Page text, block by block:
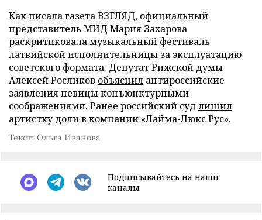
Как писала газета ВЗГЛЯД, официальный
представитель МИД Мария Захарова
раскритиковаламузыкальный фестиваль
латвийской исполнительницы за эксплуатацию
советского формата. Депутат Рижской думы
Алексей Росликов объяснил антироссийские
заявления певицы конъюнктурными
соображениями. Ранее российский суд лишил
артистку доли в компании «Лайма-Люкс Рус».
Текст: Ольга Иванова
Подписывайтесь на наши
каналы